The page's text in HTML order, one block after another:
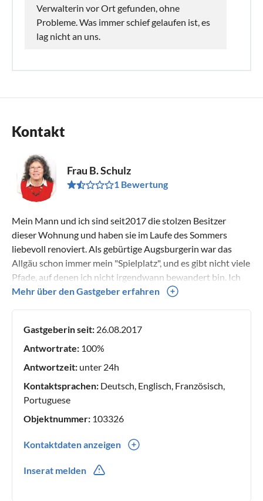
Verwalterin vor Ort gefunden, ohne
Probleme. Was immer schief gelaufen ist, es
lag nicht an uns.
Kontakt
Frau B. Schulz
1 Bewertung
Mein Mann und ich sind seit2017 die stolzen Besitzer
dieser Wohnung und haben sie im Laufe des Sommers
liebevoll renoviert. Als gebürtige Augsburgerin war das
Allgäu schon immer mein "Spielplatz", und es gibt nicht viele
Pfade, auf denen ich nicht irgendwann bewandert bin. Ich
stehe Ihnen deshalb gerne mit Rat und Tat zur Seite, wenn
Gewissen beantworten.
Mehr über den Gastgeber erfahren
Gastgeberin seit: 26.08.2017
Antwortrate: 100%
Antwortzeit: unter 24h
Kontaktsprachen: Deutsch, Englisch, Französisch,
Portuguese
Objektnummer: 103326
Kontaktdaten anzeigen
Inserat melden